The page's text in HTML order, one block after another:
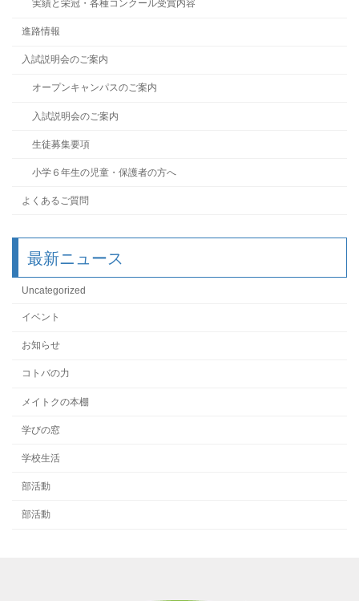
実績と栄冠・各種コンクール受賞内容
進路情報
入試説明会のご案内
オープンキャンパスのご案内
入試説明会のご案内
生徒募集要項
小学６年生の児童・保護者の方へ
よくあるご質問
最新ニュース
Uncategorized
イベント
お知らせ
コトバの力
メイトクの本棚
学びの窓
学校生活
部活動
部活動